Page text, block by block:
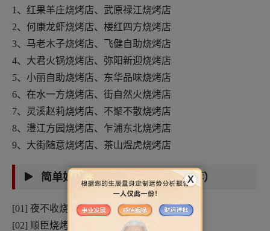
1、红果羊庄烧烤店、武原禄江烧烤店
2、何康龙虾烧烤店、楼红四方烧烤店
3、马老木子烧烤店、飞健自助烧烤店
4、大君火锅烧烤店、弥阳新迎烧烤店
5、小丽自助烧烤店、东华品味烧烤店
6、在水一方烧烤店、街自然火烧烤店
7、灵溪赵莉烧烤店、不聚不散烧烤店
8、澧江方园烧烤店、乍浦东北烧烤店
9、大街随意烧烤店、茶山煜虎烧烤店
简单好记的烧烤店名字（更多推荐）
[01] 夜不收烧烤店
[02] 顺臣烧烤吧
X